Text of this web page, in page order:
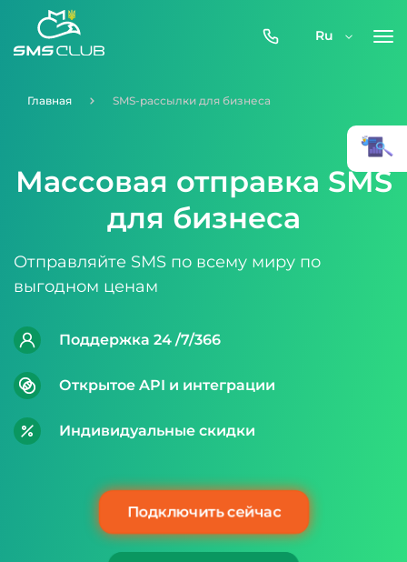
0800-
Ru
Главная SMS-рассылки для бизнеса
Массовая отправка SMS
для бизнеса
Отправляйте SMS по всему миру по
выгодном ценам
Поддержка 24 /7/366
Открытое API и интеграции
Индивидуальные скидки
Подключить сейчас